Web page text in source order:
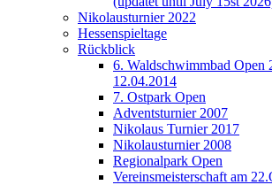
Nikolausturnier 2022
Hessenspieltage
Rückblick
6. Waldschwimmbad Open
12.04.2014
7. Ostpark Open
Adventsturnier 2007
Nikolaus Turnier 2017
Nikolausturnier 2008
Regionalpark Open
Vereinsmeisterschaft am